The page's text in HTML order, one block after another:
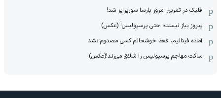
فلیک در تمرین امروز بارسا سورپرایز شد!
پیروز بباز نیست، حتی پرسپولیس! (عکس)
آماده فینالیم، فقط خوشحالم کسی مصدوم نشد
ساکت مهاجم پرسپولیس را شلاق می‌زند!(عکس)